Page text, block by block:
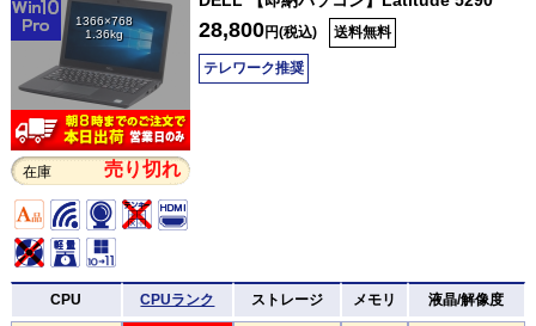
1366×768
1.36kg
在庫 売り切れ
28,800円(税込) 送料無料
テレワーク推奨
CPU CPUランク ストレージ メモリ 液晶/解像度